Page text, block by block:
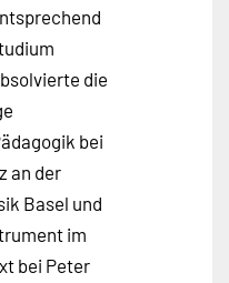
die
bei
an der
Basel und
im
bei Peter